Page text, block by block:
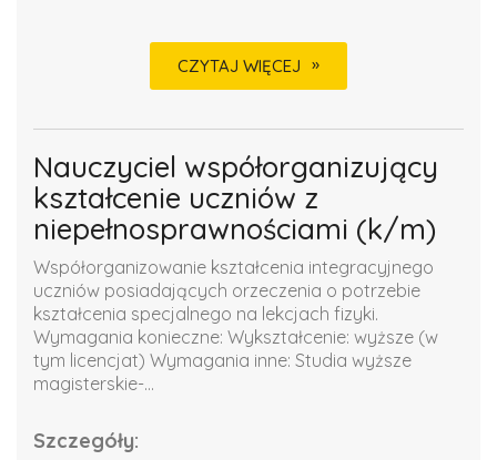
CZYTAJ WIĘCEJ
Nauczyciel współorganizujący
kształcenie uczniów z
niepełnosprawnościami (k/m)
Współorganizowanie kształcenia integracyjnego
uczniów posiadających orzeczenia o potrzebie
kształcenia specjalnego na lekcjach fizyki.
Wymagania konieczne: Wykształcenie: wyższe (w
tym licencjat) Wymagania inne: Studia wyższe
magisterskie-...
Szczegóły: